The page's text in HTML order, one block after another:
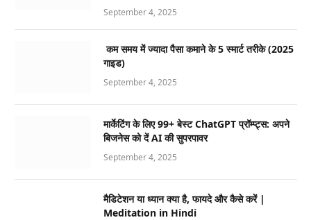
September 4, 2025
कम समय में ज्यादा पैसा कमाने के 5 स्मार्ट तरीके (2025
गाइड)
September 4, 2025
मार्केटिंग के लिए 99+ बेस्ट ChatGPT प्रॉम्प्ट्स: अपने
बिजनेस को दें AI की सुपरपावर
September 4, 2025
मैडिटेशन या ध्यान क्या है, फायदे और कैसे करें |
Meditation in Hindi